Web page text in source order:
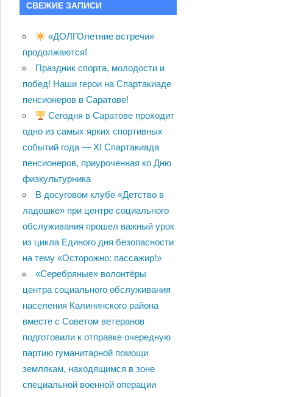
СВЕЖИЕ ЗАПИСИ
«ДОЛГОлетние встречи»
продолжаются!
Праздник спорта, молодости и
побед! Наши герои на Спартакиаде
пенсионеров в Саратове!
Сегодня в Саратове проходит
одно из самых ярких спортивных
событий года — XI Спартакиада
пенсионеров, приуроченная ко Дню
физкультурника
В досуговом клубе «Детство в
ладошке» при центре социального
обслуживания прошел важный урок
из цикла Единого дня безопасности
на тему «Осторожно: пассажир!»
«Серебряные» волонтёры
центра социального обслуживания
населения Калининского района
вместе с Советом ветеранов
подготовили к отправке очередную
партию гуманитарной помощи
землякам, находящимся в зоне
специальной военной операции